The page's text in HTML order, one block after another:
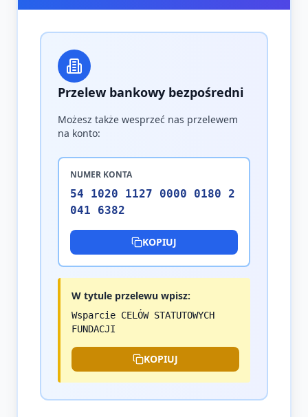
Przelew bankowy bezpośredni
Możesz także wesprzeć nas przelewem
na konto:
NUMER KONTA
54 1020 1127 0000 0180 2
041 6382
KOPIUJ
W tytule przelewu wpisz:
Wsparcie CELÓW STATUTOWYCH
FUNDACJI
KOPIUJ